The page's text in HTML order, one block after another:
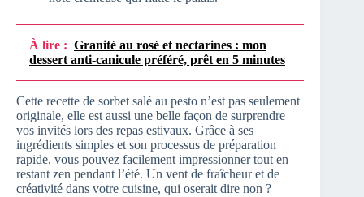
À lire : Granité au rosé et nectarines : mon
dessert anti-canicule préféré, prêt en 5 minutes
Cette recette de sorbet salé au pesto n’est pas seulement
originale, elle est aussi une belle façon de surprendre
vos invités lors des repas estivaux. Grâce à ses
ingrédients simples et son processus de préparation
rapide, vous pouvez facilement impressionner tout en
restant zen pendant l’été. Un vent de fraîcheur et de
créativité dans votre cuisine, qui oserait dire non ?